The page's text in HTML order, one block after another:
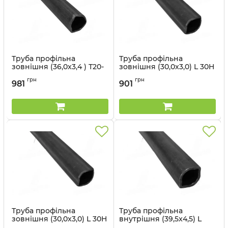
Труба профільна
зовнішня (36,0x3,4 ) Т20-
Артикул:
981 грн
Труба профільна
зовнішня (30,0x3,0) L 30H
Артикул:
901 грн
Труба профільна
зовнішня (30,0x3,0) L 30H
Труба профільна
внутрішня (39,5x4,5) L